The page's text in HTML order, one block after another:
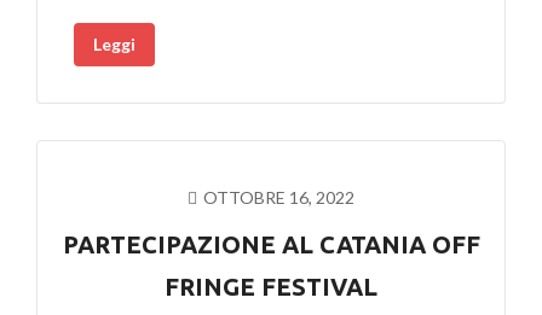
TERME
IL
PROSSIMO
Leggi
OTTOBRE 16, 2022
PARTECIPAZIONE AL CATANIA OFF
FRINGE FESTIVAL